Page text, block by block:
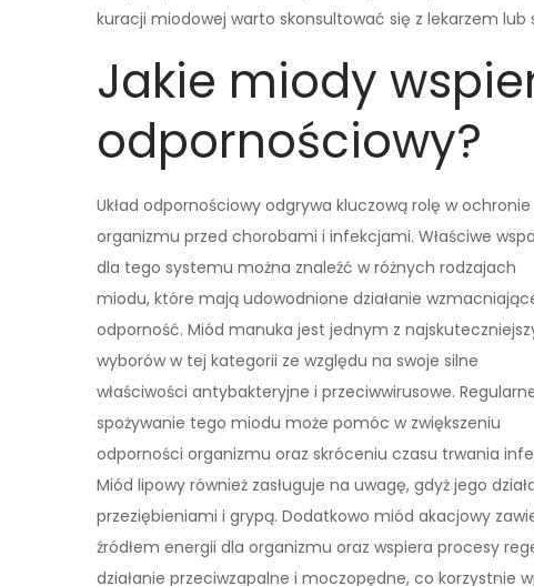
kuracji miodowej warto skonsultować się z lekarzem lub
Jakie miody
odpornościowy?
Układ odpornościowy odgrywa kluczową rolę w ochronie
organizmu przed chorobami i infekcjami. Właściwe
dla tego systemu można znaleźć w różnych rodzajach
miodu, które mają udowodnione działanie
odporność. Miód manuka jest jednym z
wyborów w tej kategorii ze względu na swoje silne
właściwości antybakteryjne i przeciwwirusowe.
spożywanie tego miodu może pomóc w zwiększeniu
odporności organizmu oraz skróceniu czasu trwania
Miód lipowy również zasługuje na uwagę, gdyż jego
przeziębieniami i grypą. Dodatkowo miód akacjowy
źródłem energii dla organizmu oraz wspiera procesy
działanie przeciwzapalne i moczopędne, co korzystnie